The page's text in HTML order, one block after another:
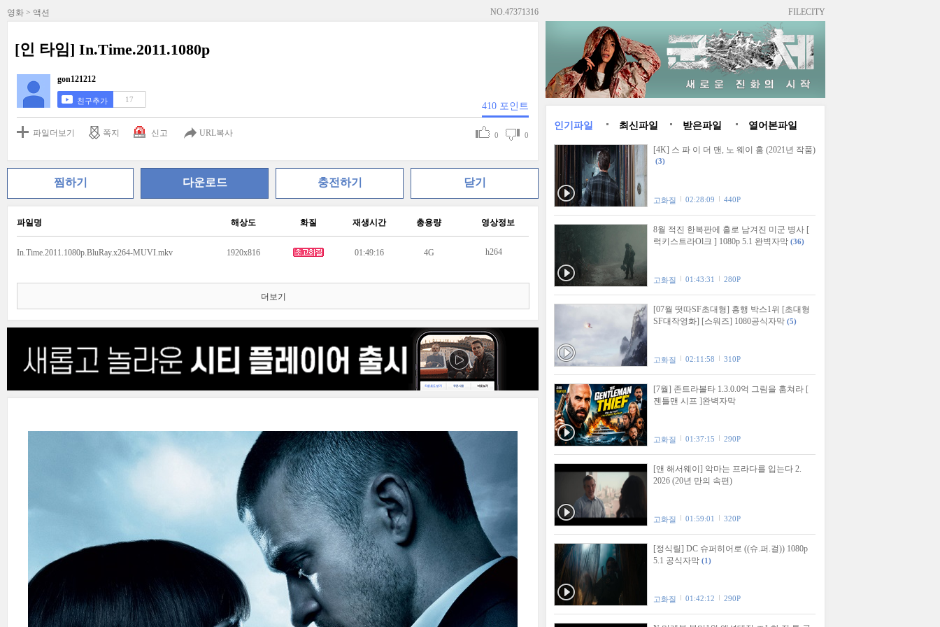
영화 > 액션 NO.47371316
[인 타임] In.Time.2011.1080p
gon121212
친구추가 17
410 포인트
파일더보기 쪽지 신고 URL복사 0 0
찜하기 다운로드 충전하기 닫기
파일명 해상도 화질 재생시간 총용량 영상정보
In.Time.2011.1080p.BluRay.x264-MUVI.mkv 1920x816 01:49:16 4G h264
더보기
FILECITY
인기파일 최신파일 받은파일 열어본파일
[4K] 스 파 이 더 맨, 노 웨이 홈 (2021년 작품)
(3)
고화질 02:28:09 440P
8월 적진 한복판에 홀로 남겨진 미군 병사 [
럭키스트라Ol크 ] 1080p 5.1 완벽자막 (36)
고화질 01:43:31 280P
[07월 떳따SF초대형] 흥행 박스1위 [초대형
SF대작영화] [스워즈] 1080공식자막 (5)
고화질 02:11:58 310P
[7월] 존트라볼타 1.3.0.0억 그림을 훔쳐라 [
젠틀맨 시프 ]완벽자막
고화질 01:37:15 290P
[앤 해서웨이] 악마는 프라다를 입는다 2.
2026 (20년 만의 속편)
고화질 01:59:01 320P
[정식릴] DC 슈퍼히어로 ((슈.퍼.걸)) 1080p
5.1 공식자막 (1)
고화질 01:42:12 290P